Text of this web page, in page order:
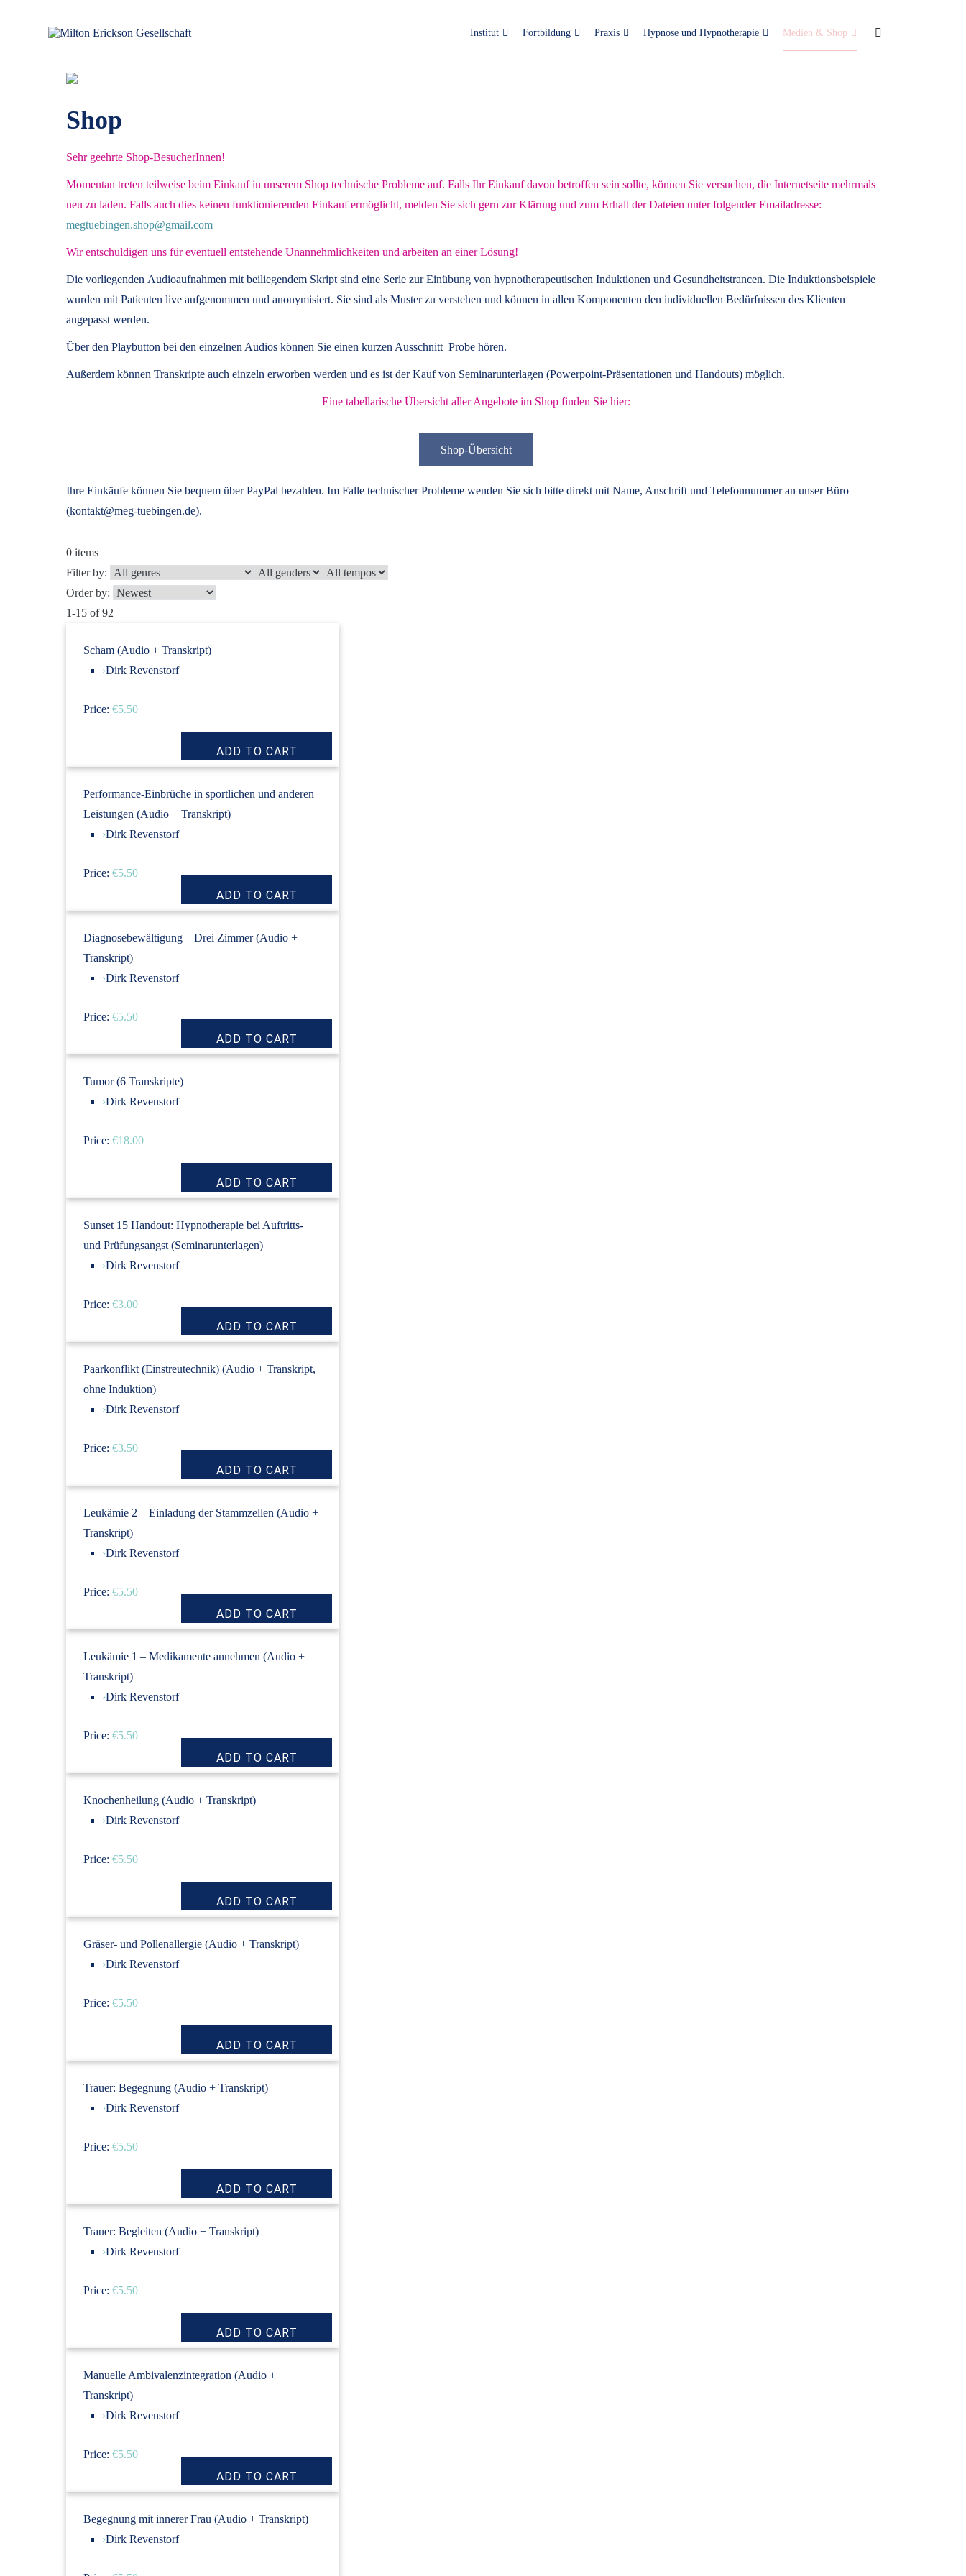
Institut Fortbildung Praxis Hypnose und Hypnotherapie Medien & Shop
Shop
Sehr geehrte Shop-BesucherInnen!
Momentan treten teilweise beim Einkauf in unserem Shop technische Probleme auf. Falls Ihr Einkauf davon betroffen sein sollte, können Sie versuchen, die Internetseite mehrmals
neu zu laden. Falls auch dies keinen funktionierenden Einkauf ermöglicht, melden Sie sich gern zur Klärung und zum Erhalt der Dateien unter folgender Emailadresse:
megtuebingen.shop@gmail.com
Wir entschuldigen uns für eventuell entstehende Unannehmlichkeiten und arbeiten an einer Lösung!
Die vorliegenden Audioaufnahmen mit beiliegendem Skript sind eine Serie zur Einübung von hypnotherapeutischen Induktionen und Gesundheitstrancen. Die Induktionsbeispiele
wurden mit Patienten live aufgenommen und anonymisiert. Sie sind als Muster zu verstehen und können in allen Komponenten den individuellen Bedürfnissen des Klienten
angepasst werden.
Über den Playbutton bei den einzelnen Audios können Sie einen kurzen Ausschnitt Probe hören.
Außerdem können Transkripte auch einzeln erworben werden und es ist der Kauf von Seminarunterlagen (Powerpoint-Präsentationen und Handouts) möglich.
Eine tabellarische Übersicht aller Angebote im Shop finden Sie hier:
Shop-Übersicht
Ihre Einkäufe können Sie bequem über PayPal bezahlen. Im Falle technischer Probleme wenden Sie sich bitte direkt mit Name, Anschrift und Telefonnummer an unser Büro
(kontakt@meg-tuebingen.de).
0 items
Filter by:
Order by:
1-15 of 92
Scham (Audio + Transkript)
›Dirk Revenstorf
Price: €5.50
Performance-Einbrüche in sportlichen und anderen
Leistungen (Audio + Transkript)
›Dirk Revenstorf
Price: €5.50
Diagnosebewältigung – Drei Zimmer (Audio +
Transkript)
›Dirk Revenstorf
Price: €5.50
Tumor (6 Transkripte)
›Dirk Revenstorf
Price: €18.00
Sunset 15 Handout: Hypnotherapie bei Auftritts-
und Prüfungsangst (Seminarunterlagen)
›Dirk Revenstorf
Price: €3.00
Paarkonflikt (Einstreutechnik) (Audio + Transkript,
ohne Induktion)
›Dirk Revenstorf
Price: €3.50
Leukämie 2 – Einladung der Stammzellen (Audio +
Transkript)
›Dirk Revenstorf
Price: €5.50
Leukämie 1 – Medikamente annehmen (Audio +
Transkript)
›Dirk Revenstorf
Price: €5.50
Knochenheilung (Audio + Transkript)
›Dirk Revenstorf
Price: €5.50
Gräser- und Pollenallergie (Audio + Transkript)
›Dirk Revenstorf
Price: €5.50
Trauer: Begegnung (Audio + Transkript)
›Dirk Revenstorf
Price: €5.50
Trauer: Begleiten (Audio + Transkript)
›Dirk Revenstorf
Price: €5.50
Manuelle Ambivalenzintegration (Audio +
Transkript)
›Dirk Revenstorf
Price: €5.50
Begegnung mit innerer Frau (Audio + Transkript)
›Dirk Revenstorf